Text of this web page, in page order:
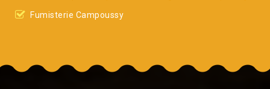
Fumisterie Campoussy